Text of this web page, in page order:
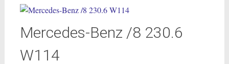
Mercedes-Benz /8 230.6
W114